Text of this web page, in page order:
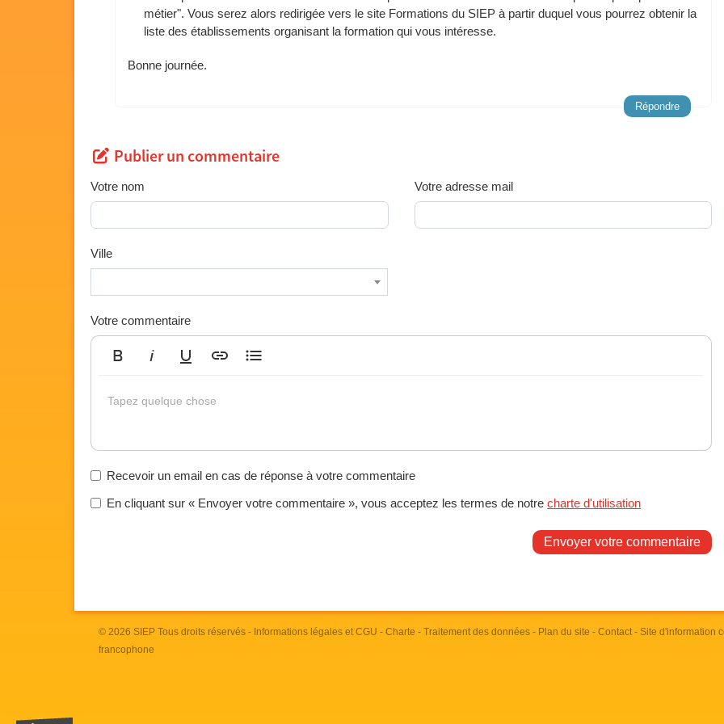
métier". Vous serez alors redirigée vers le site Formations du SIEP à partir duquel vous pourrez obtenir la
liste des établissements organisant la formation qui vous intéresse.
Bonne journée.
Répondre
Publier un commentaire
Votre nom Votre adresse mail
Ville
Votre commentaire
Tapez quelque chose
Recevoir un email en cas de réponse à votre commentaire
En cliquant sur « Envoyer votre commentaire », vous acceptez les termes de notre charte d'utilisation
Envoyer votre commentaire
© 2026 SIEP Tous droits réservés - Informations légales et CGU - Charte - Traitement des données - Plan du site - Contact- Site d'information
francophone